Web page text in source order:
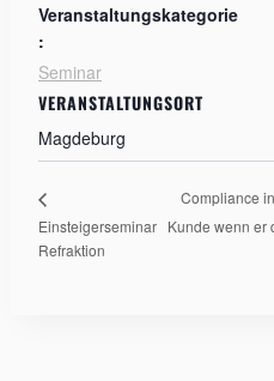
Veranstaltungskategorie
:
Seminar
VERANSTALTUNGSORT
Magdeburg
Einsteigerseminar
Refraktion
Compliance
Kunde wenn er